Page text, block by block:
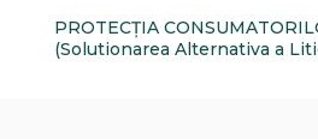
PROTECŢIA
(Solutionarea Alternativa a